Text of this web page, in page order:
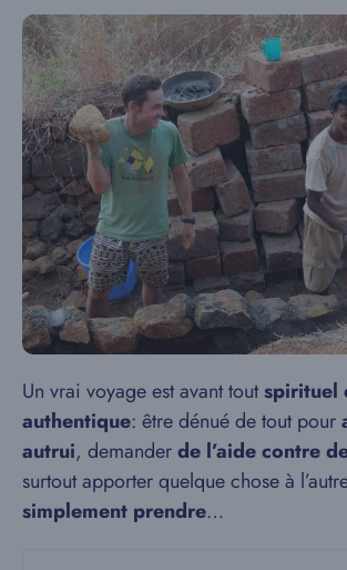
Un vrai voyage est avant toutspirituel
authentique: être dénué de tout pour
autrui, demanderde l’aide contre
surtout apporter quelque chose à
simplement prendre…